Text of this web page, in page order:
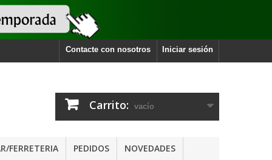
Iniciar sesión
Contacte con nosotros
Carrito: vacío
FERRETERIA PEDIDOS NOVEDADES